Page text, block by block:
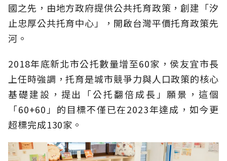
國之先，由地方政府提供公共托育政策，創建「汐
止忠厚公共托育中心」，開啟台灣平價托育政策先
河。
2018年底新北市公托數量增至60家，侯友宜市長
上任時強調，托育是城市競爭力與人口政策的核心
基礎建設，提出「公托翻倍成長」願景，這個
「60+60」的目標不僅已在2023年達成，如今更
超標完成130家。